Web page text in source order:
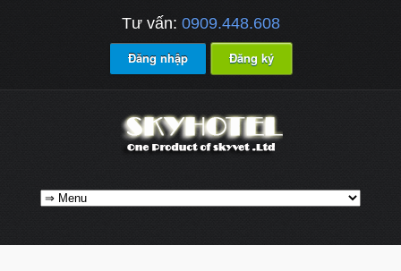
Tư vấn: 0909.448.608
Đăng nhập Đăng ký